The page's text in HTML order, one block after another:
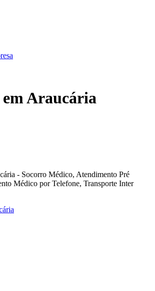
Araucária
- Socorro Médico, Atendimento Pré
Médico por Telefone, Transporte Inter